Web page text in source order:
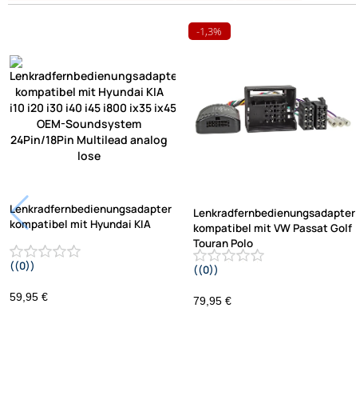
Lenkradfernbedienungsadapter
kompatibel mit Hyundai KIA
i10 i20 i30 i40 i45 i800 ix35 ix45 ohne
OEM-Soundsystem 24Pin/18Pin
((0))
59,95 €
-1,3%
Lenkradfernbedienungsadapter
kompatibel mit VW Passat Golf
Touran Polo
UP Tiguan Quadlock
((0))
79,95 €